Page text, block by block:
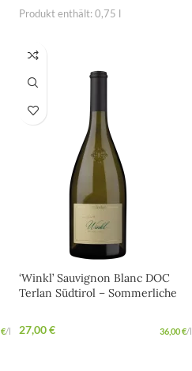
Produkt enthält: 0,75
€/l
‘Winkl’ Sauvignon Blanc DOC
Terlan Südtirol – Sommerliche
27,00€ 36,00€/l